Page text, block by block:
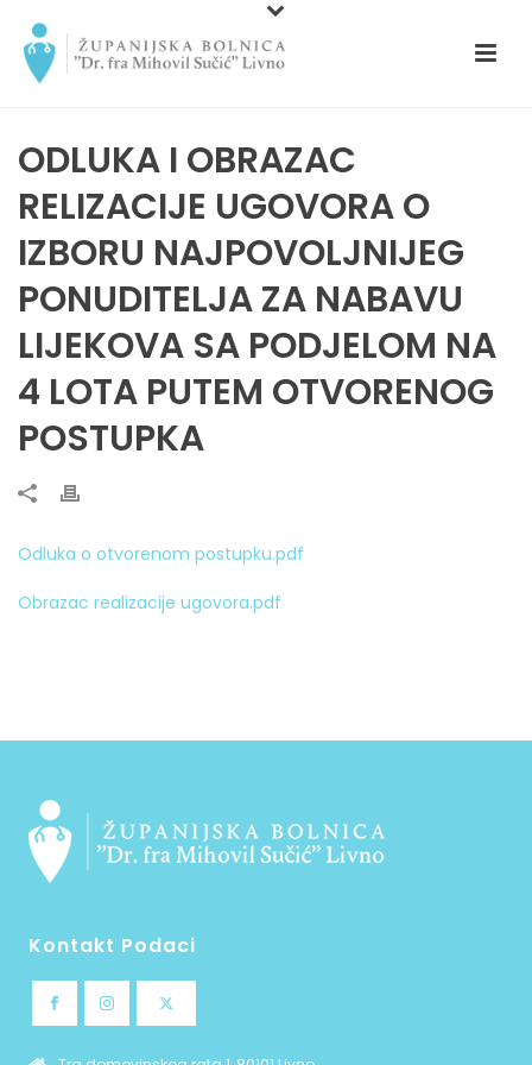
ODLUKA I OBRAZAC
RELIZACIJE UGOVORA O
IZBORU NAJPOVOLJNIJEG
PONUDITELJA ZA NABAVU
LIJEKOVA SA PODJELOM NA
4 LOTA PUTEM OTVORENOG
POSTUPKA
Odluka o otvorenom postupku.pdf
Obrazac realizacije ugovora.pdf
Kontakt Podaci